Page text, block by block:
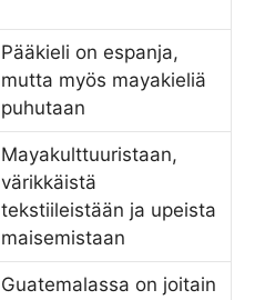
Pääkieli on espanja,
mutta myös mayakieliä
puhutaan
Mayakulttuuristaan,
värikkäistä
tekstiileistään ja upeista
maisemistaan
Guatemalassa on joitain